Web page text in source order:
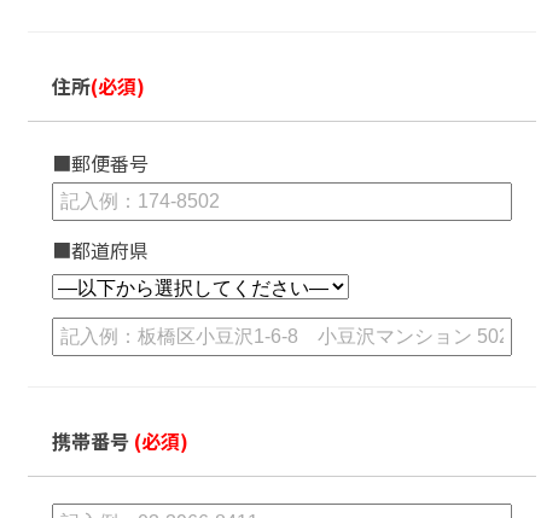
住所(必須)
■郵便番号
■都道府県
携帯番号 (必須)